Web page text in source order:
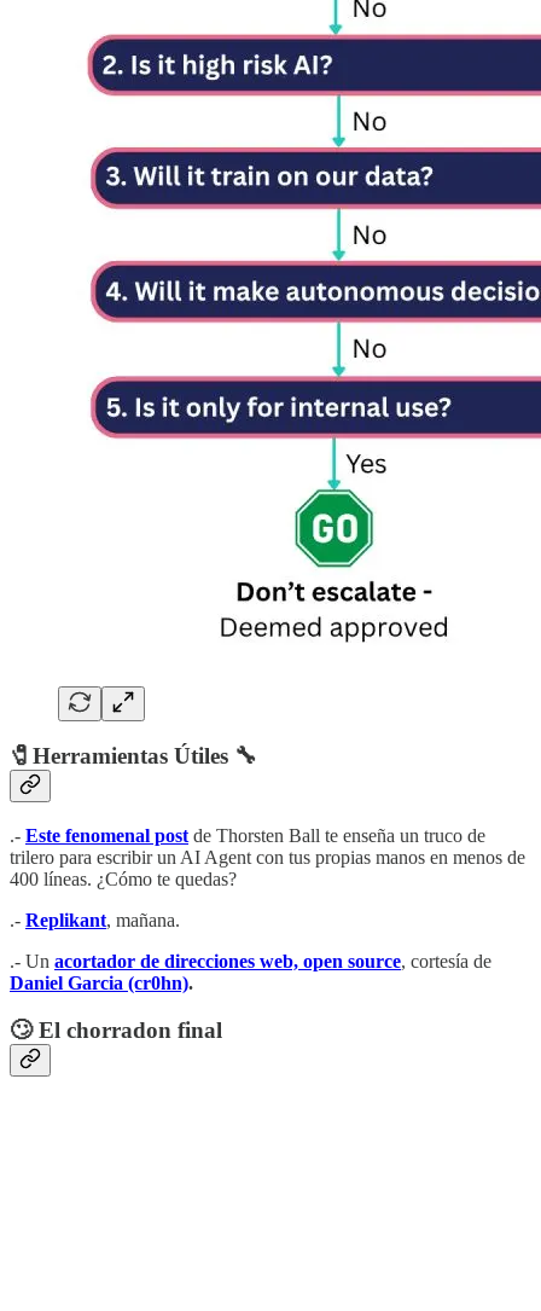
🧷 Herramientas Útiles 🔧
.- Este fenomenal post de Thorsten Ball te enseña un truco de
trilero para escribir un AI Agent con tus propias manos en menos de
400 líneas. ¿Cómo te quedas?
.- Replikant, mañana.
.- Un acortador de direcciones web, open source, cortesía de
Daniel Garcia (cr0hn).
🙄 El chorradon final